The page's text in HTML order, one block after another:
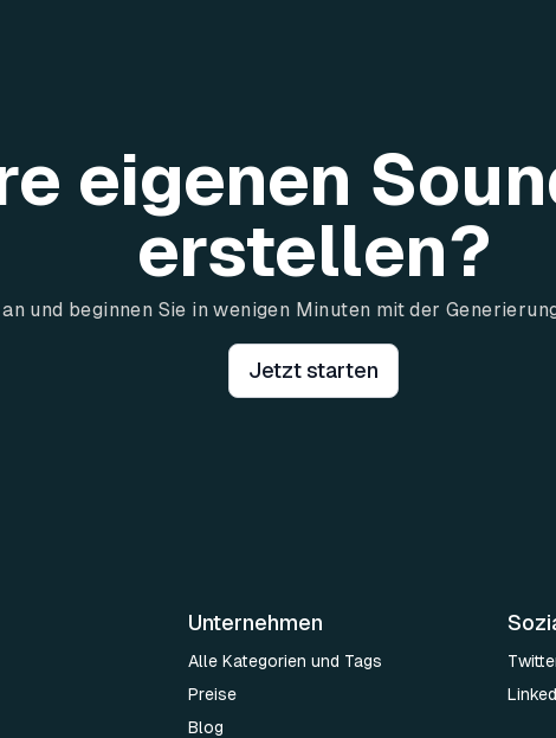
eigenen
erstellen?
und beginnen Sie in wenigen Minuten mit der
Jetzt starten
Unternehmen
Alle Kategorien und Tags
Preise
Blog